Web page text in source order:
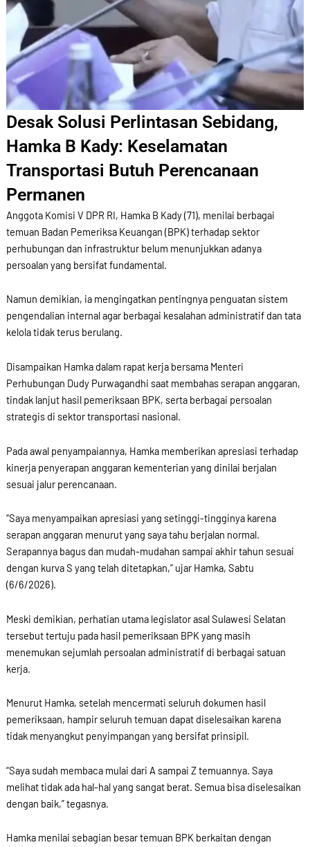
Desak Solusi Perlintasan Sebidang,
Hamka B Kady: Keselamatan
Transportasi Butuh Perencanaan
Permanen
Anggota Komisi V DPR RI, Hamka B Kady (71), menilai berbagai
temuan Badan Pemeriksa Keuangan (BPK) terhadap sektor
perhubungan dan infrastruktur belum menunjukkan adanya
persoalan yang bersifat fundamental.
Namun demikian, ia mengingatkan pentingnya penguatan sistem
pengendalian internal agar berbagai kesalahan administratif dan tata
kelola tidak terus berulang.
Disampaikan Hamka dalam rapat kerja bersama Menteri
Perhubungan Dudy Purwagandhi saat membahas serapan anggaran,
tindak lanjut hasil pemeriksaan BPK, serta berbagai persoalan
strategis di sektor transportasi nasional.
Pada awal penyampaiannya, Hamka memberikan apresiasi terhadap
kinerja penyerapan anggaran kementerian yang dinilai berjalan
sesuai jalur perencanaan.
“Saya menyampaikan apresiasi yang setinggi-tingginya karena
serapan anggaran menurut yang saya tahu berjalan normal.
Serapannya bagus dan mudah-mudahan sampai akhir tahun sesuai
dengan kurva S yang telah ditetapkan,” ujar Hamka, Sabtu
(6/6/2026).
Meski demikian, perhatian utama legislator asal Sulawesi Selatan
tersebut tertuju pada hasil pemeriksaan BPK yang masih
menemukan sejumlah persoalan administratif di berbagai satuan
kerja.
Menurut Hamka, setelah mencermati seluruh dokumen hasil
pemeriksaan, hampir seluruh temuan dapat diselesaikan karena
tidak menyangkut penyimpangan yang bersifat prinsipil.
“Saya sudah membaca mulai dari A sampai Z temuannya. Saya
melihat tidak ada hal-hal yang sangat berat. Semua bisa diselesaikan
dengan baik,” tegasnya.
Hamka menilai sebagian besar temuan BPK berkaitan dengan